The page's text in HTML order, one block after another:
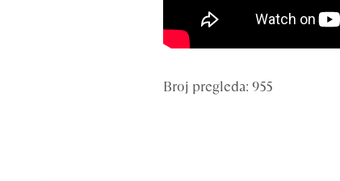
Broj pregleda: 955